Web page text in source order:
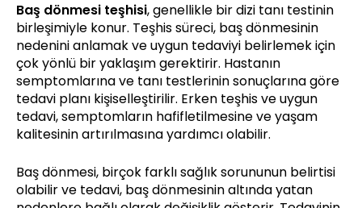
Baş dönmesi teşhisi, genellikle bir dizi tanı testinin
birleşimiyle konur. Teşhis süreci, baş dönmesinin
nedenini anlamak ve uygun tedaviyi belirlemek için
çok yönlü bir yaklaşım gerektirir. Hastanın
semptomlarına ve tanı testlerinin sonuçlarına göre
tedavi planı kişiselleştirilir. Erken teşhis ve uygun
tedavi, semptomların hafifletilmesine ve yaşam
kalitesinin artırılmasına yardımcı olabilir.
Baş dönmesi, birçok farklı sağlık sorununun belirtisi
olabilir ve tedavi, baş dönmesinin altında yatan